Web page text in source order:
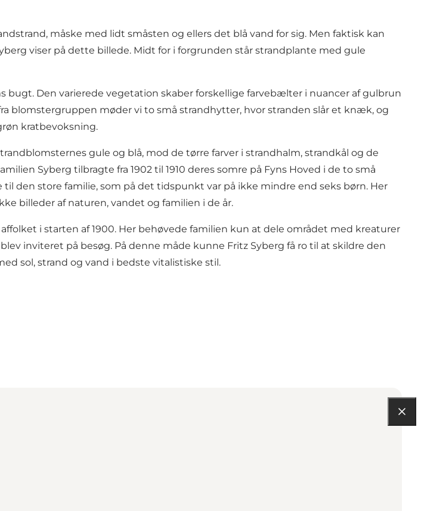
måske med lidt småsten og ellers det blå vand for sig. Men faktisk kan
viser på dette billede. Midt for i forgrunden står strandplante med gule
Den varierede vegetation skaber forskellige farvebælter i nuancer af gulbrun
blomstergruppen møder vi to små strandhytter, hvor stranden slår et knæk, og
kratbevoksning.
gule og blå, mod de tørre farver i strandhalm, strandkål og de
Syberg tilbragte fra 1902 til 1910 deres somre på Fyns Hoved i de to små
den store familie, som på det tidspunkt var på ikke mindre end seks børn. Her
billeder af naturen, vandet og familien i de år.
i starten af 1900. Her behøvede familien kun at dele området med kreaturer
inviteret på besøg. På denne måde kunne Fritz Syberg få ro til at skildre den
sol, strand og vand i bedste vitalistiske stil.